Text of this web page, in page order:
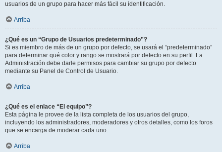
usuarios de un grupo para hacer más fácil su identificación.
Arriba
¿Qué es un “Grupo de Usuarios predeterminado”?
Si es miembro de más de un grupo por defecto, se usará el “predeterminado”
para determinar qué color y rango se mostrará por defecto en su perfil. La
Administración debe darle permisos para cambiar su grupo por defecto
mediante su Panel de Control de Usuario.
Arriba
¿Qué es el enlace “El equipo”?
Esta página le provee de la lista completa de los usuarios del grupo,
incluyendo los administradores, moderadores y otros detalles, como los foros
que se encarga de moderar cada uno.
Arriba